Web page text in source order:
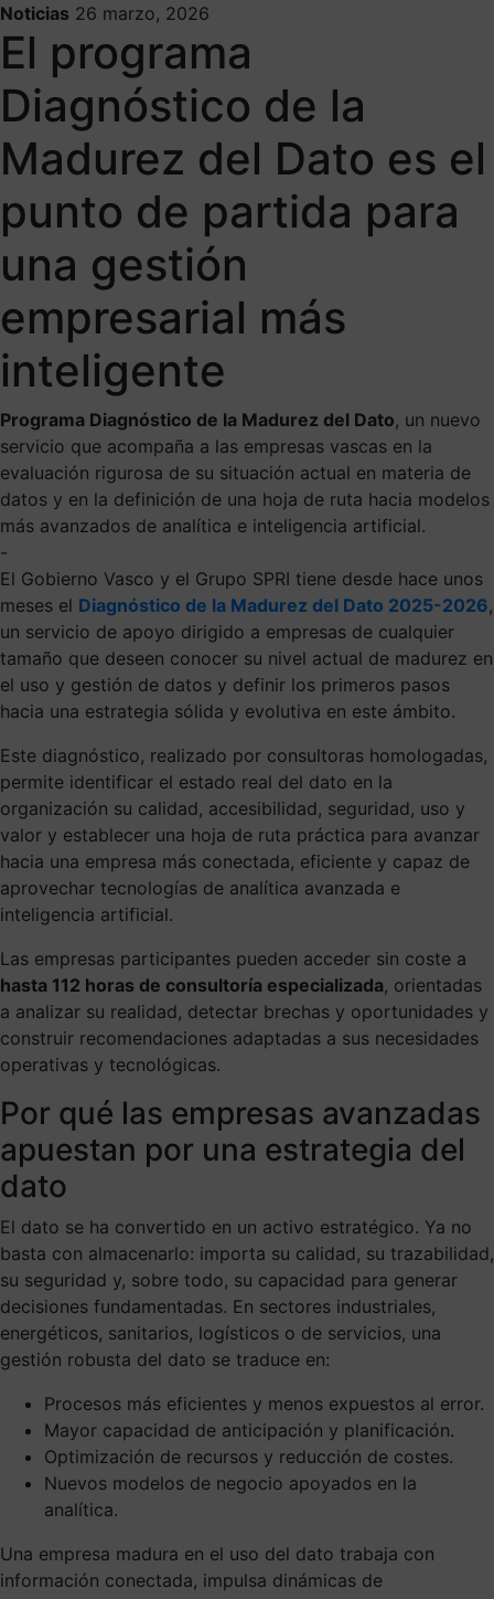
Noticias 26 marzo, 2026
El programa
Diagnóstico de la
Madurez del Dato es el
punto de partida para
una gestión
empresarial más
inteligente
Programa Diagnóstico de la Madurez del Dato, un nuevo
servicio que acompaña a las empresas vascas en la
evaluación rigurosa de su situación actual en materia de
datos y en la definición de una hoja de ruta hacia modelos
más avanzados de analítica e inteligencia artificial.
-
El Gobierno Vasco y el Grupo SPRI tiene desde hace unos
meses el Diagnóstico de la Madurez del Dato 2025-2026,
un servicio de apoyo dirigido a empresas de cualquier
tamaño que deseen conocer su nivel actual de madurez en
el uso y gestión de datos y definir los primeros pasos
hacia una estrategia sólida y evolutiva en este ámbito.
Este diagnóstico, realizado por consultoras homologadas,
permite identificar el estado real del dato en la
organización su calidad, accesibilidad, seguridad, uso y
valor y establecer una hoja de ruta práctica para avanzar
hacia una empresa más conectada, eficiente y capaz de
aprovechar tecnologías de analítica avanzada e
inteligencia artificial.
Las empresas participantes pueden acceder sin coste a
hasta 112 horas de consultoría especializada, orientadas
a analizar su realidad, detectar brechas y oportunidades y
construir recomendaciones adaptadas a sus necesidades
operativas y tecnológicas.
Por qué las empresas avanzadas
apuestan por una estrategia del
dato
El dato se ha convertido en un activo estratégico. Ya no
basta con almacenarlo: importa su calidad, su trazabilidad,
su seguridad y, sobre todo, su capacidad para generar
decisiones fundamentadas. En sectores industriales,
energéticos, sanitarios, logísticos o de servicios, una
gestión robusta del dato se traduce en:
Procesos más eficientes y menos expuestos al error.
Mayor capacidad de anticipación y planificación.
Optimización de recursos y reducción de costes.
Nuevos modelos de negocio apoyados en la
analítica.
Una empresa madura en el uso del dato trabaja con
información conectada, impulsa dinámicas de